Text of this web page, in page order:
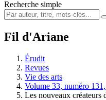
Recherche simple
Fil d'Ariane
Érudit
Revues
Vie des arts
Volume 33, numéro
Les nouveaux créateurs